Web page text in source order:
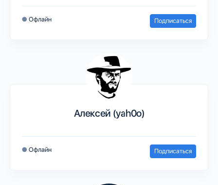
● Офлайн Подписаться
Алексей (yah0o)
● Офлайн Подписаться